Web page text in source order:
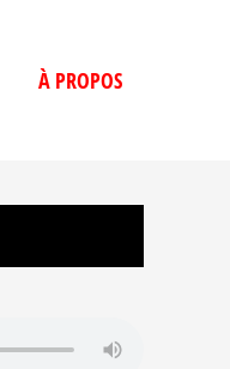
À PROPOS